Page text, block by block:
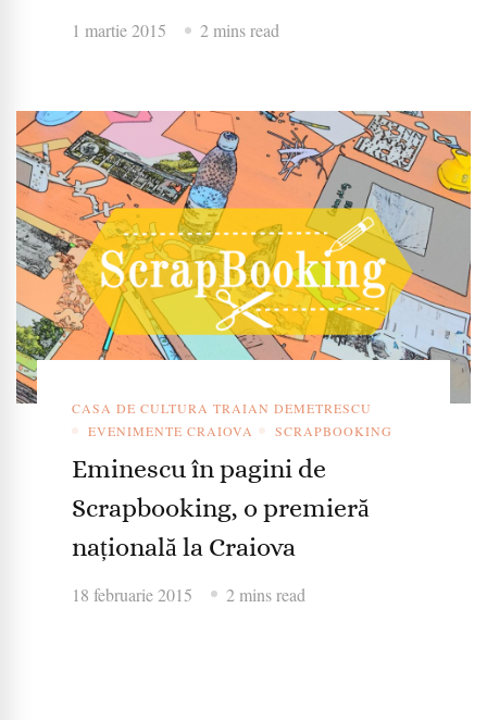
1 martie 2015 2 mins read
CASA DE CULTURA TRAIAN DEMETRESCU
EVENIMENTE CRAIOVA
SCRAPBOOKING
Eminescu în pagini de
Scrapbooking, o premieră
națională la Craiova
18 februarie 2015 2 mins read